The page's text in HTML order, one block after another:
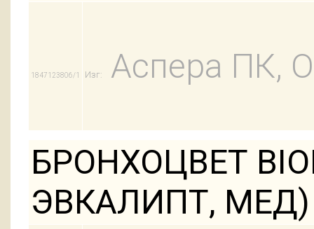
1847123806/1 Изг: Аспера ПК,
БРОНХОЦВЕТ
ЭВКАЛИПТ,